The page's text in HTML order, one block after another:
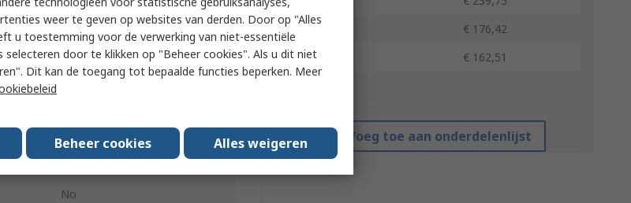
250 - 499
€ 176,42
500 +
€ 162,51
Voeg toe aan onderdelenlijst
1
Copper
32mm
9.7mm
No
weer te geven op websites van derden. Door op "Alles
u toestemming voor de verwerking van niet-essentiële
selecteren door te klikken op "Beheer cookies". Als u dit niet
Dit kan de toegang tot bepaalde functies beperken. Meer
Beheer cookies Alles weigeren